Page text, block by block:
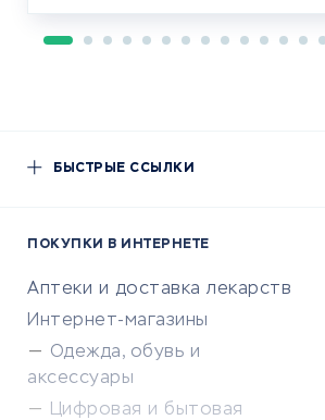
БЫСТРЫЕ ССЫЛКИ
ПОКУПКИ В ИНТЕРНЕТЕ
Аптеки и доставка лекарств
Интернет-магазины
Одежда, обувь и
аксессуары
Цифровая и бытовая